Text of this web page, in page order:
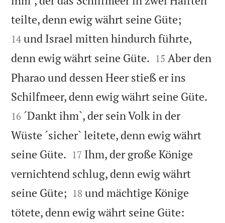
teilte, denn ewig währt seine Güte;
14 und Israel mitten hindurch führte,
denn ewig währt seine Güte. 

15 Aber den
Pharao und dessen Heer stieß er ins
Schilfmeer, denn ewig währt seine Güte.
16 ´Dankt ihm`, der sein Volk in der
Wüste ´sicher` leitete, denn ewig währt
seine Güte. 

17 Ihm, der große Könige
vernichtend schlug, denn ewig währt
seine Güte; 

18 und mächtige Könige
tötete, denn ewig währt seine Güte: